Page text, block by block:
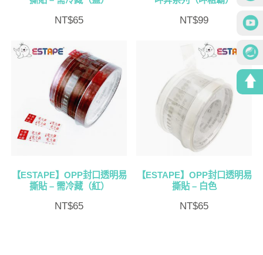
NT$65 NT$99
【ESTAPE】OPP封口透明易
撕貼 – 需冷藏（紅）
NT$65
【ESTAPE】OPP封口透明易
撕貼 – 白色
NT$65